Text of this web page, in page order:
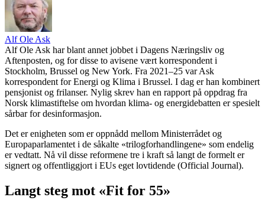
Alf Ole Ask
Alf Ole Ask har blant annet jobbet i Dagens Næringsliv og
Aftenposten, og for disse to avisene vært korrespondent i
Stockholm, Brussel og New York. Fra 2021–25 var Ask
korrespondent for Energi og Klima i Brussel. I dag er han kombinert
pensjonist og frilanser. Nylig skrev han en rapport på oppdrag fra
Norsk klimastiftelse om hvordan klima- og energidebatten er spesielt
sårbar for desinformasjon.
Det er enigheten som er oppnådd mellom Ministerrådet og
Europaparlamentet i de såkalte «trilogforhandlingene» som endelig
er vedtatt. Nå vil disse reformene tre i kraft så langt de formelt er
signert og offentliggjort i EUs eget lovtidende (Official Journal).
Langt steg mot «Fit for 55»